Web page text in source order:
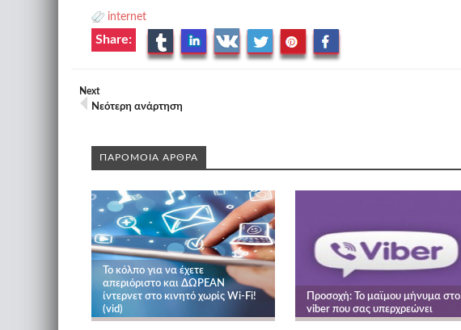
internet
Share:
Next
Νεότερη ανάρτηση
ΠΑΡΟΜΟΙΑ ΑΡΘΡΑ
Το κόλπο για να έχετε
απεριόριστο και ΔΩΡΕΑΝ
ίντερνετ στο κινητό χωρίς Wi-Fi!
(vid)
Προσοχή: Το μαϊμου μήνυμα στο
viber που σας υπερχρεώνει